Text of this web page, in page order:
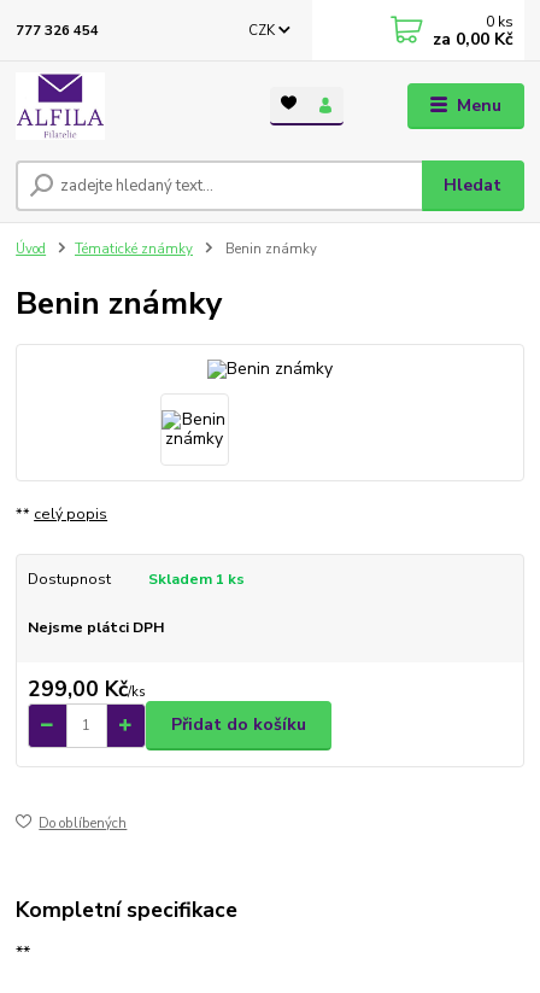
Menu
CZK
Hledat
777 326 454 0 ks
za 0,00 Kč
Úvod Tématické známky Benin známky
Benin známky
** celý popis
Dostupnost Skladem 1 ks
Nejsme plátci DPH
299,00 Kč/ks
Přidat do košíku
Do oblíbených
Kompletní specifikace
**